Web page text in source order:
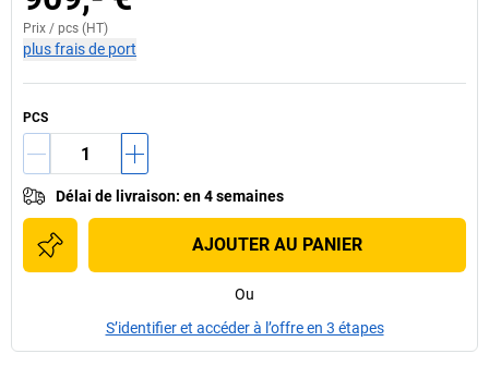
Prix / pcs (HT)
plus frais de port
PCS
Délai de livraison: en 4 semaines
AJOUTER AU PANIER
Ou
S’identifier et accéder à l’offre en 3 étapes